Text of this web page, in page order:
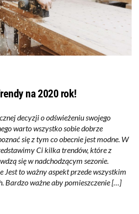
na 2020 rok!
decyzji o odświeżeniu swojego
warto wszystko sobie dobrze
się z tym co obecnie jest modne. W
Ci kilka trendów, które z
się w nadchodzącym sezonie.
Jest to ważny aspekt przede wszystkim
Bardzo ważne aby pomieszczenie […]